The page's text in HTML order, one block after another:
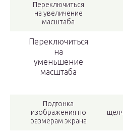
Переключиться
на увеличение
масштаба
Переключиться
на
уменьшение
масштаба
Подгонка
изображения по
размерам экрана